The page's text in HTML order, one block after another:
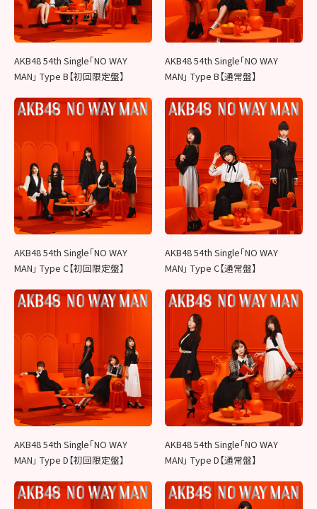
AKB48 54th Single「NO WAY
MAN」 Type B【初回限定盤】
AKB48 54th Single「NO WAY
MAN」 Type B【通常盤】
AKB48 54th Single「NO WAY
MAN」 Type C【初回限定盤】
AKB48 54th Single「NO WAY
MAN」 Type C【通常盤】
AKB48 54th Single「NO WAY
MAN」 Type D【初回限定盤】
AKB48 54th Single「NO WAY
MAN」 Type D【通常盤】